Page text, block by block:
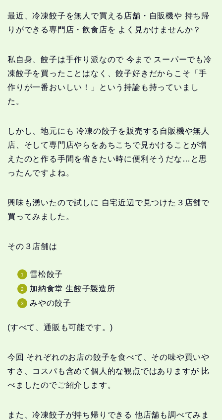
最近、冷凍餃子を無人で買える店舗・自販機や 持ち帰
りができる専門店・飲食店を よく見かけませんか？
私自身、餃子は手作り派なので 今まで スーパーでも冷
凍餃子を買ったことはなく、餃子好きだからこそ「手
作りが一番おいしい！」という持論も持っていまし
た。
しかし、地元にも 冷凍の餃子を販売する自販機や無人
店、そして専門店やらをあちこちで見かけることが増
えたのと作る手間を省きたい時に便利そうだな…と思
ったんですよね。
興味も湧いたので試しに 自宅近辺で見つけた３店舗で
買ってみました。
その３店舗は
雪松餃子
加納食堂 生餃子製造所
みやの餃子
(すべて、通販も可能です。)
今回 それぞれのお店の餃子を食べて、その味や買いや
すさ、コスパも含めて個人的な観点ではありますが 比
べましたのでご紹介します。
また、冷凍餃子が持ち帰りできる 他店舗も調べてみま